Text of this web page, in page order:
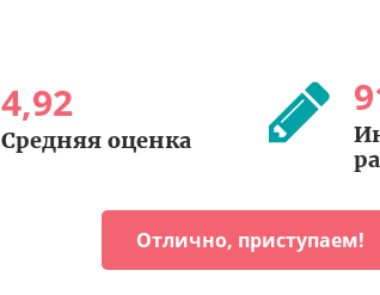
4,92
Средняя оценка
Отлично, приступаем!